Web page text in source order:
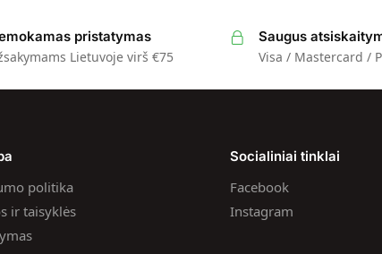
pristatymas
Lietuvoje virš €75
Saugus
Visa / Mastercard /
politika
ir taisyklės
Socialiniai tinklai
Facebook
Instagram